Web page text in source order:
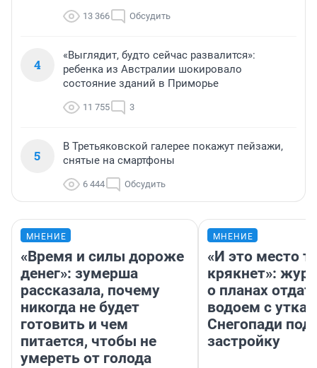
13 366 Обсудить
4
«Выглядит, будто сейчас развалится»:
ребенка из Австралии шокировало
состояние зданий в Приморье
11 755 3
5
В Третьяковской галерее покажут пейзажи,
снятые на смартфоны
6 444 Обсудить
МНЕНИЕ
«Время и силы дороже
денег»: зумерша
рассказала, почему
никогда не будет
готовить и чем
питается, чтобы не
умереть от голода
МНЕНИЕ
«И это место
крякнет»:
о планах
водоем с
Снегопади под
застройку